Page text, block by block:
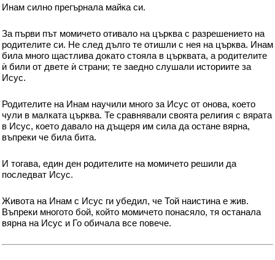
Инам силно прегърнала майка си.
За първи път момичето отивало на църква с разрешението на
родителите си. Не след дълго те отишли с нея на църква. Инам
била много щастлива докато стояла в църквата, а родителите
ѝ били от двете ѝ страни; те заедно слушали историите за
Исус.
Родителите на Инам научили много за Исус от онова, което
чули в малката църква. Те сравнявали своята религия с вярата
в Исус, което давало на дъщеря им сила да остане вярна,
въпреки че била бита.
И тогава, един ден родителите на момичето решили да
последват Исус.
Живота на Инам с Исус ги убедил, че Той наистина е жив.
Въпреки многото бой, който момичето понасяло, тя останала
вярна на Исус и Го обичала все повече.